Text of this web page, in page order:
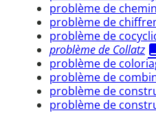
problème de
problème de
problème de
problème de Collatz
problème de
problème de
problème de
problème de